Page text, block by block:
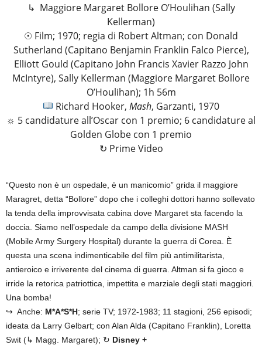
↳ Maggiore Margaret Bollore O’Houlihan (Sally
Kellerman)
☉ Film; 1970; regia di Robert Altman; con Donald
Sutherland (Capitano Benjamin Franklin Falco Pierce),
Elliott Gould (Capitano John Francis Xavier Razzo John
McIntyre), Sally Kellerman (Maggiore Margaret Bollore
O’Houlihan); 1h 56m
Richard Hooker,Mash, Garzanti, 1970
☼ 5 candidature all’Oscar con 1 premio; 6 candidature al
Golden Globe con 1 premio
↻ Prime Video
“Questo non è un ospedale, è un manicomio” grida il maggiore
Maragret, detta “Bollore” dopo che i colleghi dottori hanno sollevato
la tenda della improvvisata cabina dove Margaret sta facendo la
doccia. Siamo nell’ospedale da campo della divisione MASH
(Mobile Army Surgery Hospital) durante la guerra di Corea. È
questa una scena indimenticabile del film più antimilitarista,
antieroico e irriverente del cinema di guerra. Altman si fa gioco e
irride la retorica patriottica, impettita e marziale degli stati maggiori.
Una bomba!
↪ Anche: M*A*S*H; serie TV; 1972-1983; 11 stagioni, 256 episodi;
ideata da Larry Gelbart; con Alan Alda (Capitano Franklin), Loretta
Swit (↳ Magg. Margaret); ↻ Disney +